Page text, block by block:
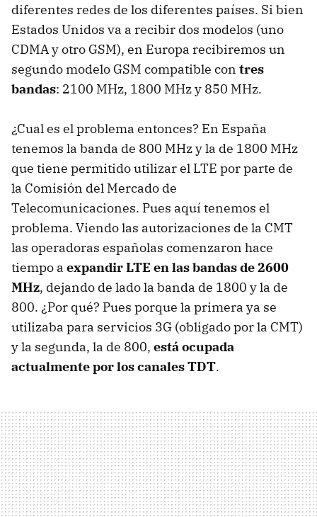
diferentes redes de los diferentes países. Si bien
Estados Unidos va a recibir dos modelos (uno
CDMAy otro GSM), en Europa recibiremos un
segundo modelo GSM compatible con tres
bandas: 2100 MHz, 1800 MHz y 850 MHz.
¿Cual es el problema entonces? En España
tenemos la banda de 800 MHz y la de 1800 MHz
que tiene permitido utilizar el LTE por parte de
la Comisión del Mercado de
Telecomunicaciones. Pues aquí tenemos el
problema. Viendo las autorizaciones de la CMT
las operadoras españolas comenzaron hace
tiempo a expandirLTE en las bandas de 2600
MHz, dejando de lado la banda de 1800 y la de
800. ¿Por qué? Pues porque la primera ya se
utilizaba para servicios 3G (obligado por la CMT)
y la segunda, la de 800, está ocupada
actualmente por los canalesTDT.